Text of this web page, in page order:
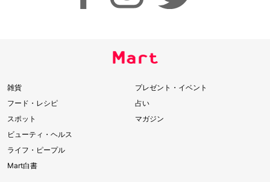
雑貨
フード・レシピ
スポット
ビューティ・ヘルス
ライフ・ピープル
Mart白書
プレゼント・イベント
占い
マガジン